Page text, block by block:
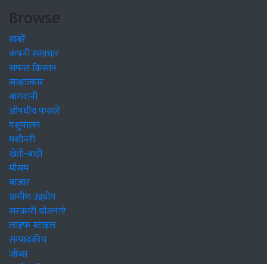
Browse
खबरें
कंपनी समाचार
सफल किसान
साक्षात्कार
बागवानी
औषधीय फसलें
पशुपालन
मशीनरी
खेती-बाड़ी
मौसम
बाजार
ग्रामीण उद्द्योग
सरकारी योजनाएं
लाइफ स्टाइल
सम्पादकीय
जॉब्स